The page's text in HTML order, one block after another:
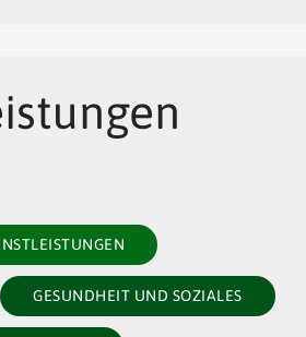
GESUNDHEIT UND SOZIALES